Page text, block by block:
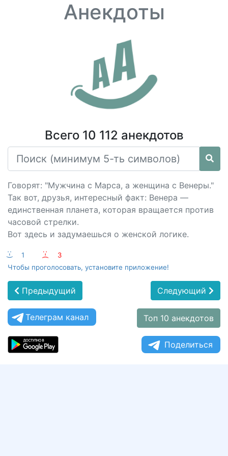
Анекдоты
Всего 10 112 анекдотов
Говорят: "Мужчина с Марса, а женщина с Венеры."
Так вот, друзья, интересный факт: Венера —
единственная планета, которая вращается против
часовой стрелки.
Вот здесь и задумаешься о женской логике.
:-) 1 :-(
3
Чтобы проголосовать, установите приложение!
Предыдущий Следующий
Телеграм канал Топ 10 анекдотов
Поделиться